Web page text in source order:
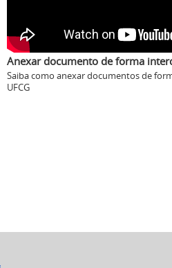
Anexar documento de forma
Saiba como anexar documentos de
UFCG